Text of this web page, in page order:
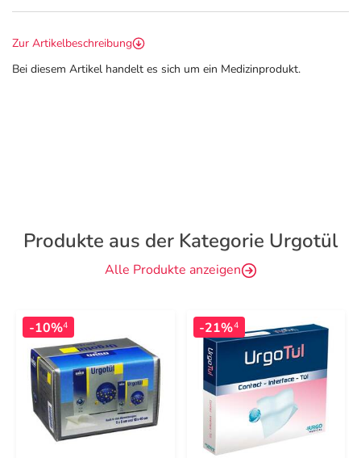
Zur Artikelbeschreibung
Bei diesem Artikel handelt es sich um ein Medizinprodukt.
Produkte aus der Kategorie Urgotül
Alle Produkte anzeigen
-10%4 -21%4